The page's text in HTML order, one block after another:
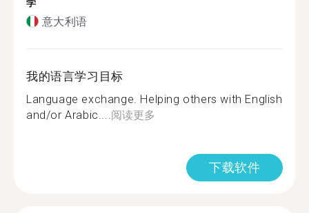
学
意大利语
我的语言学习目标
Language exchange. Helping others with English
and/or Arabic.... 阅读更多
下载软件